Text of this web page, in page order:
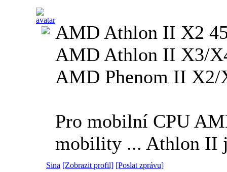
AMD Athlon II X2
AMD Athlon II X3/
AMD Phenom II X2/
Pro mobilní CPU
mobility ... Athlon II
Sina [Zobrazit profil] [Poslat zprávu]